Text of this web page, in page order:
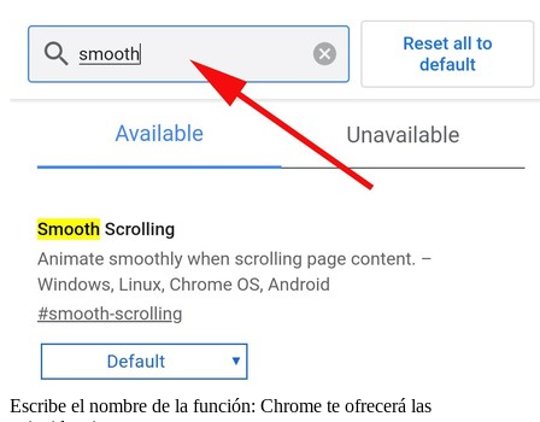
Escribe el nombre de la función: Chrome te ofrecerá las